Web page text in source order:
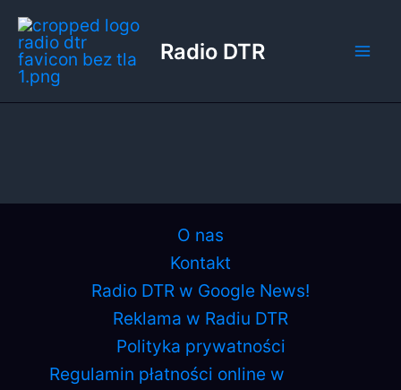
Przejdź
do
treści
Radio DTR
O nas
Kontakt
Radio DTR w Google News!
Reklama w Radiu DTR
Polityka prywatności
Regulamin płatności online w